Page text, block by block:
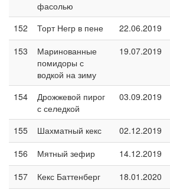
фасолью
152
Торт Негр в пене 22.06.2019
153
Маринованные
помидоры с
водкой на зиму
19.07.2019
154
Дрожжевой пирог
с селедкой
03.09.2019
155 Шахматный кекс 02.12.2019
156
Мятный зефир 14.12.2019
157
Кекс Баттенберг 18.01.2020